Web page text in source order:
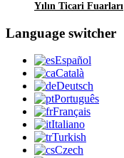
Yılın Ticari Fuarları
Language switcher
Español
Català
Deutsch
Português
Français
Italiano
Turkish
Czech